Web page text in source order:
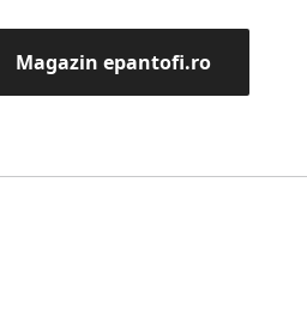
Magazin epantofi.ro